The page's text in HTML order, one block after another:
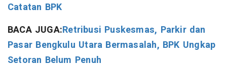
Catatan BPK
BACA JUGA:Retribusi Puskesmas, Parkir dan
Pasar Bengkulu Utara Bermasalah, BPK Ungkap
Setoran Belum Penuh